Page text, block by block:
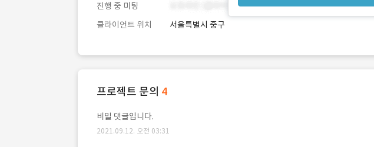
진행 중 미팅
클라이언트 위치
서울특별시 중구
프로젝트 문의 4
비밀 댓글입니다.
2021.09.12. 오전 03:31